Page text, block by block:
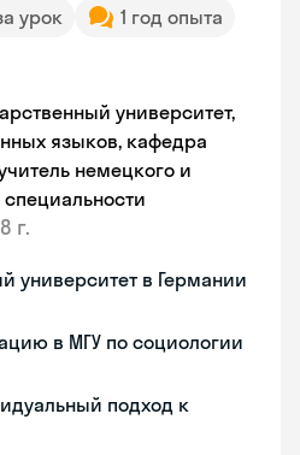
урок
1 год опыта
университет,
языков, кафедра
немецкого и
г.
университет в Германии
в МГУ по социологии
подход к